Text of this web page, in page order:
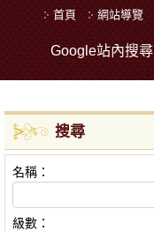
首頁 網站導覽
Google站內搜尋
搜尋
名稱：
級數：